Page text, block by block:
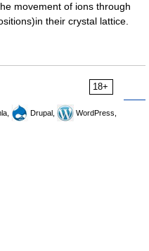
movement of ions through
their crystal lattice.
18+
Drupal,
WordPress,